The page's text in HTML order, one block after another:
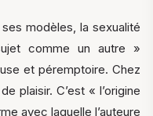
modèles, la sexualité
comme un autre »
et péremptoire. Chez
plaisir. C’est « l’origine
avec laquelle l’auteure